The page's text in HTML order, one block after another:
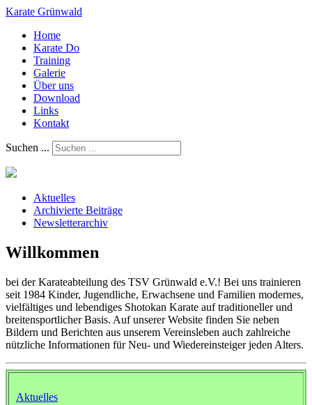
Karate Grünwald
Home
Karate Do
Training
Galerie
Über uns
Download
Links
Kontakt
Suchen ...
Aktuelles
Archivierte Beiträge
Newsletterarchiv
Willkommen
bei der Karateabteilung des TSV Grünwald e.V.! Bei uns trainieren
seit 1984 Kinder, Jugendliche, Erwachsene und Familien modernes,
vielfältiges und lebendiges Shotokan Karate auf traditioneller und
breitensportlicher Basis. Auf unserer Website finden Sie neben
Bildern und Berichten aus unserem Vereinsleben auch zahlreiche
nützliche Informationen für Neu- und Wiedereinsteiger jeden Alters.
Aktuelles